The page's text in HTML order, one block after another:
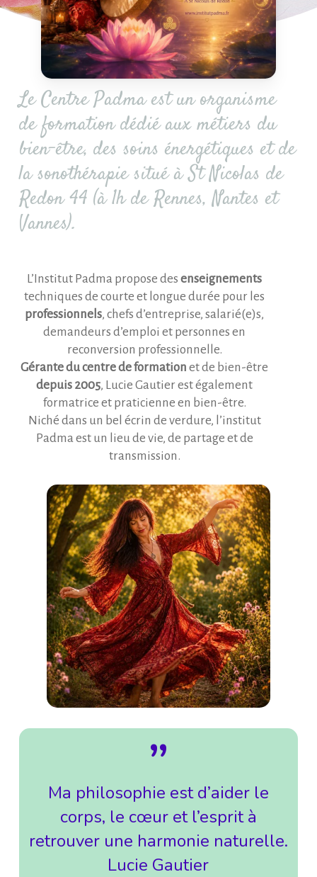
Le Centre Padma est un organisme
de formation dédié aux métiers du
bien-être, des soins énergétiques et de
la sonothérapie situé à St Nicolas de
Redon 44 (à 1h de Rennes, Nantes et
Vannes).
L’Institut Padma propose desenseignements
techniques de courte et longue durée pour les
professionnels, chefs d’entreprise, salarié(e)s,
demandeurs d’emploi et personnes en
reconversion professionnelle.
Gérante du centre de formation et de bien-être
depuis 2005, Lucie Gautier est également
formatrice et praticienne en bien-être.
Niché dans un bel écrin de verdure, l’institut
Padma est un lieu de vie, de partage et de
transmission.
”
Ma philosophie est d’aider le
corps, le cœur et l’esprit à
retrouver une harmonie naturelle.
Lucie Gautier